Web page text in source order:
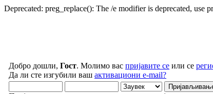
Deprecated: preg_replace(): The /e modifier is deprecated,
Добро дошли, Гост. Молимо вас пријавите се или се
Да ли сте изгубили ваш активациони e-mail?